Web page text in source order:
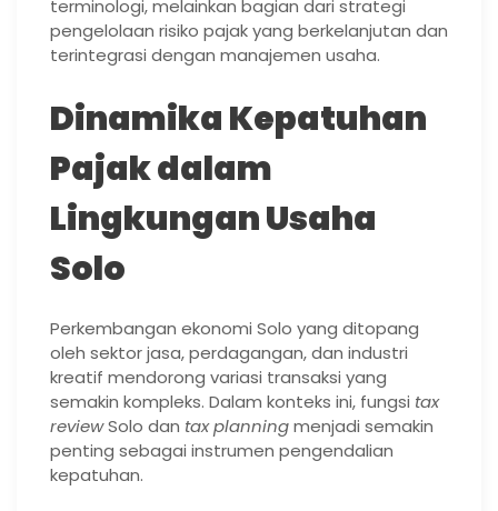
terminologi, melainkan bagian dari strategi
pengelolaan risiko pajak yang berkelanjutan dan
terintegrasi dengan manajemen usaha.
Dinamika Kepatuhan
Pajak dalam
Lingkungan Usaha
Solo
Perkembangan ekonomi Solo yang ditopang
oleh sektor jasa, perdagangan, dan industri
kreatif mendorong variasi transaksi yang
semakin kompleks. Dalam konteks ini, fungsi tax
reviewSolo dan tax planningmenjadi semakin
penting sebagai instrumen pengendalian
kepatuhan.